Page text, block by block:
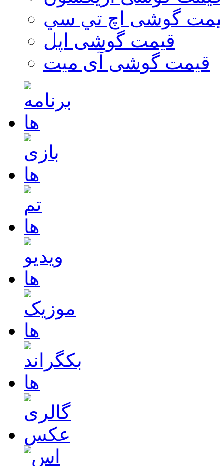
گوشی اچ تي سي
قیمت گوشی اپل
قیمت گوشی آی میت